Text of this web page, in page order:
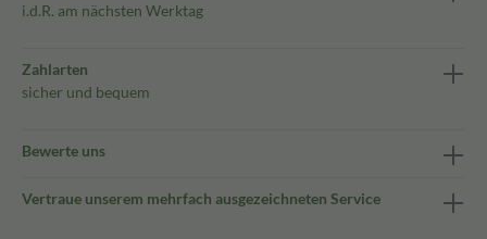
i.d.R. am nächsten Werktag
Zahlarten
sicher und bequem
Bewerte uns
Vertraue unserem mehrfach ausgezeichneten Service